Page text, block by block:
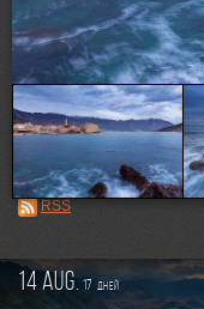
RSS
14 aug. 17 дней